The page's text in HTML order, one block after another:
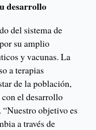
desarrollo
del sistema de
su amplio
y vacunas. La
a terapias
de la población,
el desarrollo
objetivo es
a través de